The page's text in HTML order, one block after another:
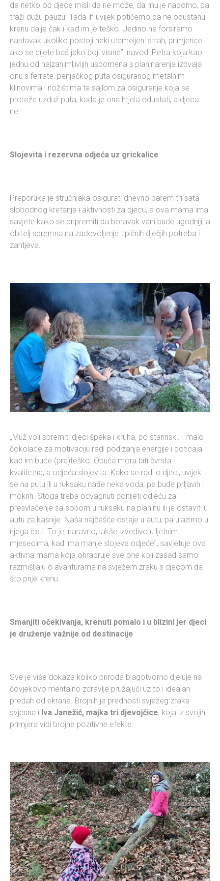
da netko od djece misli da ne može, da mu je naporno, pa
traži dužu pauzu. Tada ih uvijek potičemo da ne odustanu i
krenu dalje čak i kad im je teško. Jedino ne forsiramo
nastavak ukoliko postoji neki utemeljeni strah, primjerice
ako se dijete baš jako boji visine”, navodi Petra koja kao
jednu od najzanimljivijih uspomena s planinarenja izdvaja
onu s ferrate, penjačkog puta osiguranog metalnim
klinovima i nožištima te sajlom za osiguranje koja se
proteže uzduž puta, kada je ona htjela odustati, a djeca
ne.
Slojevita i rezervna odjeća uz grickalice
Preporuka je stručnjaka osigurati dnevno barem tri sata
slobodnog kretanja i aktivnosti za djecu, a ova mama ima
savjete kako se pripremiti da boravak vani bude ugodniji, a
obitelj spremna na zadovoljenje tipičnih dječjih potreba i
zahtjeva.
„Muž voli spremiti djeci špeka i kruha, po starinski. I malo
čokolade za motivaciju radi podizanja energije i poticaja
kad im bude (pre)teško. Obuća mora biti čvrsta i
kvalitetna, a odjeća slojevita. Kako se radi o djeci, uvijek
se na putu ili u ruksaku nađe neka voda, pa bude prljavih i
mokrih. Stoga treba odvagnuti ponijeti odjeću za
presvlačenje sa sobom u ruksaku na planinu ili je ostaviti u
autu za kasnije. Naša najčešće ostaje u autu, pa ulazimo u
njega čisti. To je, naravno, lakše izvedivo u ljetnim
mjesecima, kad ima manje slojeva odjeće”, savjetuje ova
aktivna mama koja ohrabruje sve one koji zasad samo
razmišljaju o avanturama na svježem zraku s djecom da
što prije krenu.
Smanjiti očekivanja, krenuti pomalo i u blizini jer djeci
je druženje važnije od destinacije
Sve je više dokaza koliko priroda blagotvorno djeluje na
čovjekovo mentalno zdravlje pružajući uz to i idealan
predah od ekrana. Brojnih je prednosti svježeg zraka
svjesna i Iva Janežić, majka tri djevojčice, koja iz svojih
primjera vidi brojne pozitivne efekte.